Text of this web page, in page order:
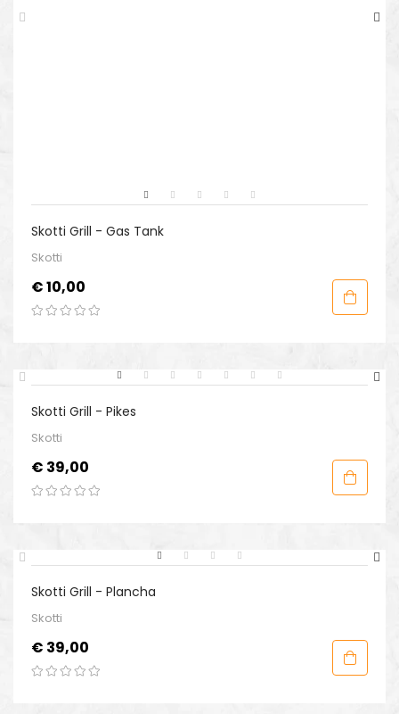
Skotti Grill - Gas Tank
Skotti
Prijs
€ 10,00
Skotti Grill - Pikes
Skotti
Prijs
€ 39,00
Skotti Grill - Plancha
Skotti
Prijs
€ 39,00